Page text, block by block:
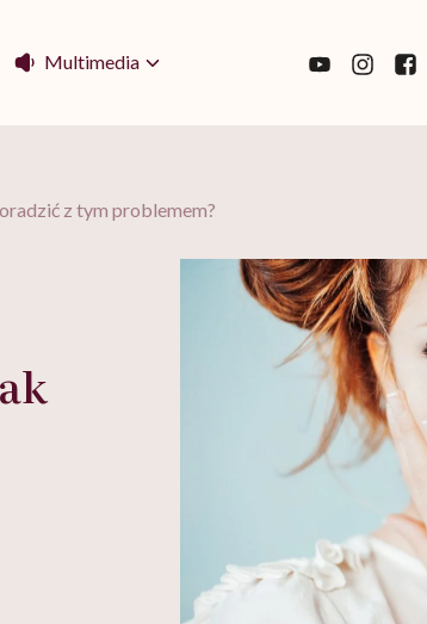
Multimedia
z tym problemem?